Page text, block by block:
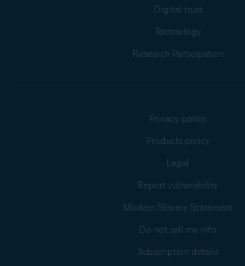
Digital trust
Technology
Research Participation
Privacy policy
Products policy
Legal
Report vulnerability
Modern Slavery Statement
Do not sell my info
Subscription details